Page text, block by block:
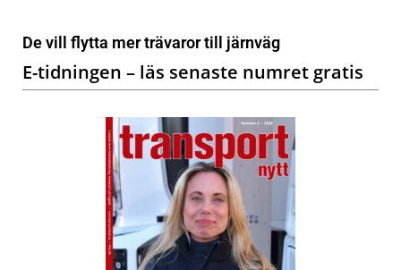
De vill flytta mer trävaror till järnväg
E-tidningen – läs senaste numret gratis